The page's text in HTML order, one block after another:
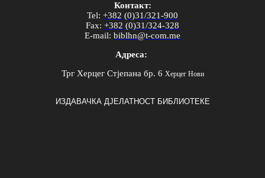
Контакт:
Tel: +382 (0)31/321-900
Fax: +382 (0)31/324-328
E-mail: biblhn@t-com.me
Адреса:
Трг Херцег Стјепана бр. 6 Херцег Нови
ИЗДАВАЧКА ДЈЕЛАТНОСТ БИБЛИОТЕКЕ